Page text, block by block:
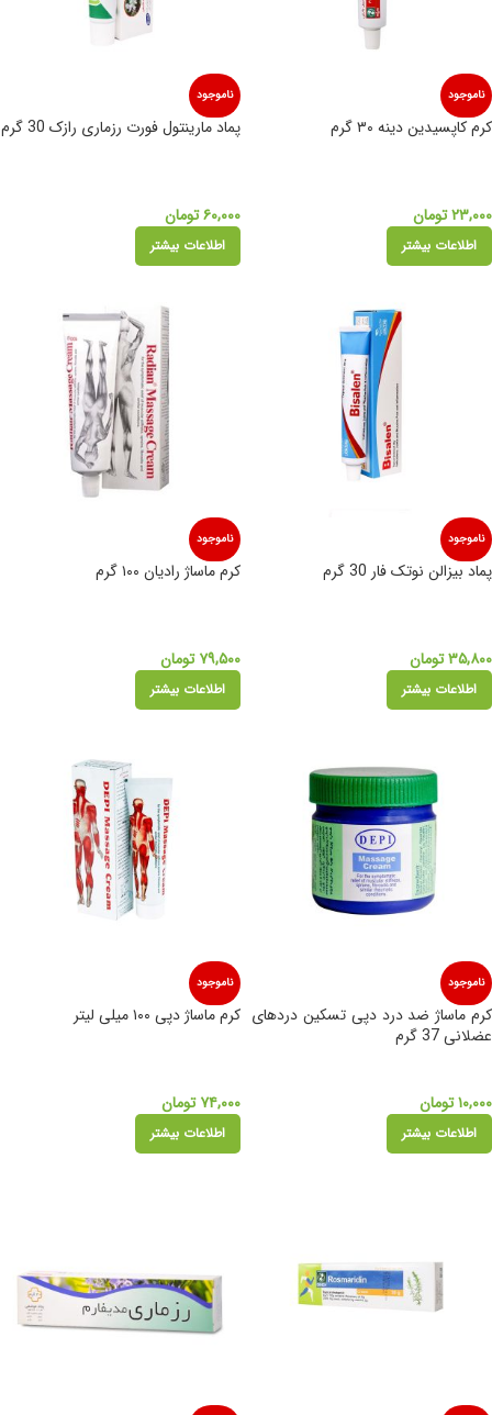
ناموجود
کرم کاپسیدین دینه ۳۰ گرم
۲۳,۰۰۰تومان
اطلاعات بیشتر
ناموجود
پماد مارینتول فورت رزماری رازک 30 گرم
۶۰,۰۰۰تومان
اطلاعات بیشتر
ناموجود
پماد بیزالن نوتک فار 30 گرم
۳۵,۸۰۰تومان
اطلاعات بیشتر
ناموجود
کرم ماساژ رادیان ۱۰۰ گرم
۷۹,۵۰۰ تومان
اطلاعات بیشتر
ناموجود
کرم ماساژ ضد درد دپی تسکین دردهای
عضلانی 37 گرم
۱۰,۰۰۰تومان
اطلاعات بیشتر
ناموجود
کرم ماساژ دپی ۱۰۰ میلی لیتر
۷۴,۰۰۰ تومان
اطلاعات بیشتر